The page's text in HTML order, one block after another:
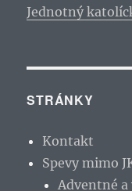
Jednotný
STRÁNKY
Kontakt
Spevy mimo
Adventné